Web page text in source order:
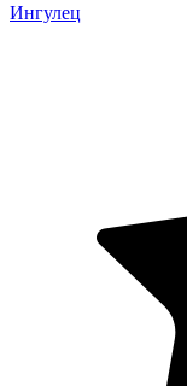
Ингулец